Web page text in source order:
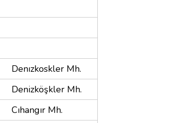
Denızkoskler Mh.
Denizköşkler Mh.
Cıhangır Mh.